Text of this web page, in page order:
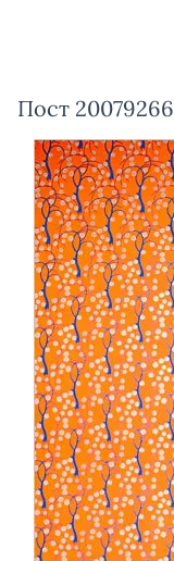
Пост 20079266